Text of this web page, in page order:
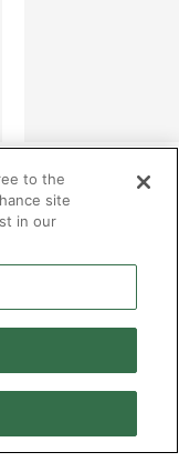
reservados
Web Accesibilidad
Gas
to the
site
in our